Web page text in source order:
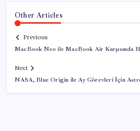
Other Articles
Previous
MacBook Neo ile MacBook Air Karşısında
Next
NASA, Blue Origin ile Ay Görevleri İçin